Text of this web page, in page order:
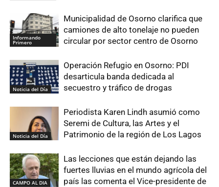
Informando
Primero
Municipalidad de Osorno clarifica que
camiones de alto tonelaje no pueden
circular por sector centro de Osorno
Noticia del Día
Operación Refugio en Osorno: PDI
desarticula banda dedicada al
secuestro y tráfico de drogas
Noticia del Día
Periodista Karen Lindh asumió como
Seremi de Cultura, las Artes y el
Patrimonio de la región de Los Lagos
CAMPO AL DIA
Las lecciones que están dejando las
fuertes lluvias en el mundo agrícola del
país las comenta el Vice-presidente de